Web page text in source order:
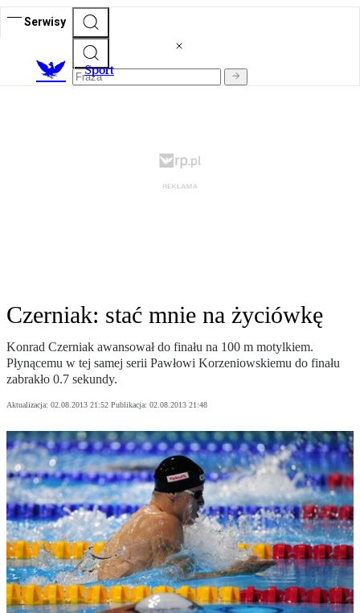
Serwisy
Sport
Czerniak: stać mnie na życiówkę
Konrad Czerniak awansował do finału na 100 m motylkiem.
Płynącemu w tej samej serii Pawłowi Korzeniowskiemu do finału
zabrakło 0.7 sekundy.
Aktualizacja: 02.08.2013 21:52 Publikacja: 02.08.2013 21:48